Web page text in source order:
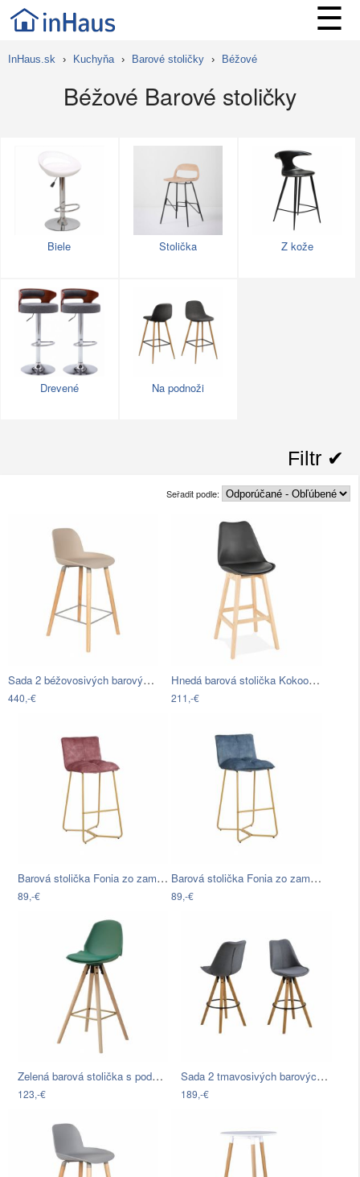
☰
InHaus.sk › Kuchyňa › Barové stoličky › Béžové
Béžové Barové stoličky
Biele Stolička Z kože
Drevené Na podnoži
Filtr ✔︎
Seřadit podle:
Sada 2 béžovosivých barových stoličiek…
440,-€
Hnedá barová stolička Kokoon Janie,…
211,-€
Barová stolička Fonia zo zamatu -…
89,-€
Barová stolička Fonia zo zamatu - modrá
89,-€
Zelená barová stolička s podnožou z…
123,-€
Sada 2 tmavosivých barových stoličiek…
189,-€